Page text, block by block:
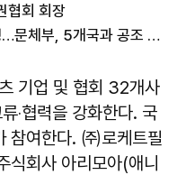
협회 회장
국경 넘는 저작권 범죄와의 전쟁…문체부, 5개국과 공조 확대
기업 및 협회 32개사
‧협력을 강화한다. 국
참여한다. ㈜로케트필
식회사 아리모아(애니